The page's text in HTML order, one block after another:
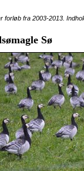
forløb fra 2003-2013.
Sø